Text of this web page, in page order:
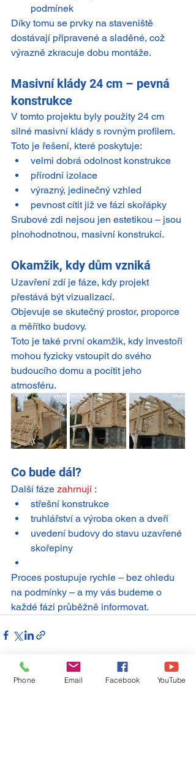
podmínek
Díky tomu se prvky na staveniště
dostávají připravené a sladěné, což
výrazně zkracuje dobu montáže.
Masivní klády 24 cm – pevná
konstrukce
V tomto projektu byly použity 24 cm
silné masivní klády s rovným profilem.
Toto je řešení, které poskytuje:
velmi dobrá odolnost konstrukce
přírodní izolace
výrazný, jedinečný vzhled
pevnost cítit již ve fázi skořápky
Srubové zdi nejsou jen estetikou – jsou
plnohodnotnou, masivní konstrukcí.
Okamžik, kdy dům vzniká
Uzavření zdí je fáze, kdy projekt
přestává být vizualizací.
Objevuje se skutečný prostor, proporce
a měřítko budovy.
Toto je také první okamžik, kdy investoři
mohou fyzicky vstoupit do svého
budoucího domu a pocítit jeho
atmosféru.
Co bude dál?
Další fáze zahrnují :
střešní konstrukce
truhlářství a výroba oken a dveří
uvedení budovy do stavu uzavřené
skořepiny
Proces postupuje rychle – bez ohledu
na podmínky – a my vás budeme o
každé fázi průběžně informovat.
Phone Email Facebook YouTube